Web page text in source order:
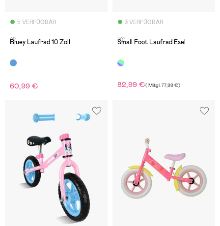
5 VERFÜGBAR
(1)
Bluey Laufrad 10 Zoll
60,99 €
3 VERFÜGBAR
(0)
Small Foot Laufrad Esel
82,99 €(Mitgl.77,99 €)